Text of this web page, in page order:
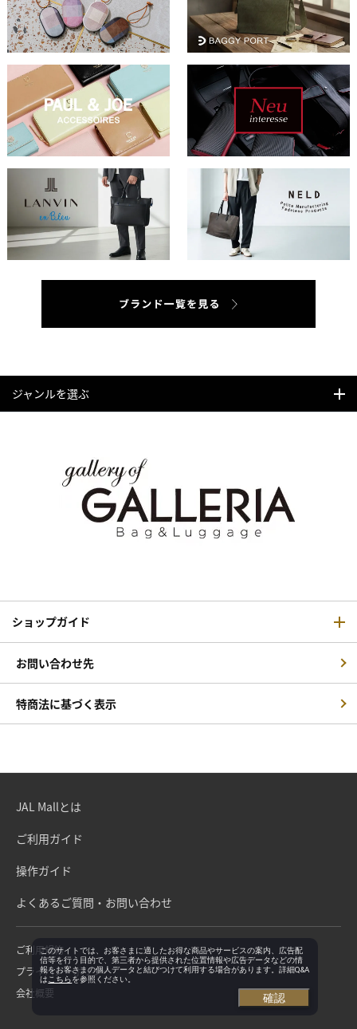
ジャンルを選ぶ
ショップガイド
お問い合わせ先
特商法に基づく表示
JAL Mallとは
ご利用ガイド
操作ガイド
よくあるご質問・お問い合わせ
ご利用規約
プライバシーポリシー
会社概要
このサイトでは、お客さまに適したお得な商品やサービスの案内、広告配
信等を行う目的で、第三者から提供された位置情報や広告データなどの情
報をお客さまの個人データと結びつけて利用する場合があります。詳細Q&A
は こちらを参照ください。
確認